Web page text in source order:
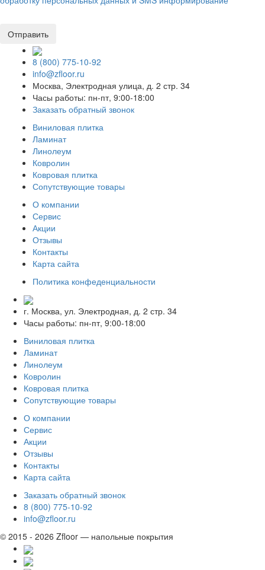
8 (800) 775-10-92
info@zfloor.ru
Москва, Электродная улица, д. 2 стр. 34
Часы работы: пн-пт, 9:00-18:00
Заказать обратный звонок
Виниловая плитка
Ламинат
Линолеум
Ковролин
Ковровая плитка
Сопутствующие товары
О компании
Сервис
Акции
Отзывы
Контакты
Карта сайта
Политика конфеденциальности
г. Москва, ул. Электродная, д. 2 стр. 34
Часы работы: пн-пт, 9:00-18:00
Виниловая плитка
Ламинат
Линолеум
Ковролин
Ковровая плитка
Сопутствующие товары
О компании
Сервис
Акции
Отзывы
Контакты
Карта сайта
Заказать обратный звонок
8 (800) 775-10-92
info@zfloor.ru
© 2015 - 2026 Zfloor — напольные покрытия